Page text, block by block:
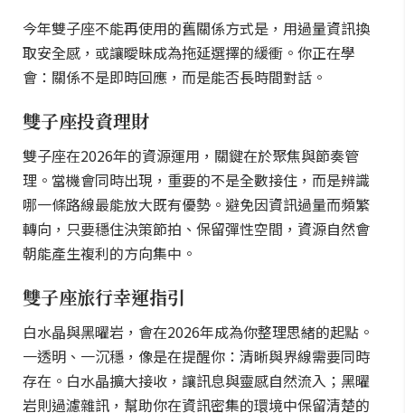
今年雙子座不能再使用的舊關係方式是，用過量資訊換
取安全感，或讓曖昧成為拖延選擇的緩衝。你正在學
會：關係不是即時回應，而是能否長時間對話。
雙子座投資理財
雙子座在2026年的資源運用，關鍵在於聚焦與節奏管
理。當機會同時出現，重要的不是全數接住，而是辨識
哪一條路線最能放大既有優勢。避免因資訊過量而頻繁
轉向，只要穩住決策節拍、保留彈性空間，資源自然會
朝能產生複利的方向集中。
雙子座旅行幸運指引
白水晶與黑曜岩，會在2026年成為你整理思緒的起點。
一透明、一沉穩，像是在提醒你：清晰與界線需要同時
存在。白水晶擴大接收，讓訊息與靈感自然流入；黑曜
岩則過濾雜訊，幫助你在資訊密集的環境中保留清楚的